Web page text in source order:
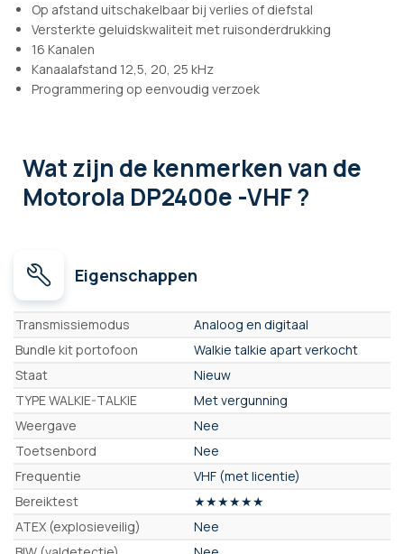
Op afstand uitschakelbaar bij verlies of diefstal
Versterkte geluidskwaliteit met ruisonderdrukking
16 Kanalen
Kanaalafstand 12,5, 20, 25 kHz
Programmering op eenvoudig verzoek
Wat zijn de kenmerkenvan de
Motorola DP2400e -VHF ?
Eigenschappen
Eigenschappen
Transmissiemodus
Analoog en digitaal
Bundle kit portofoon
Walkie talkie apart verkocht
Staat
Nieuw
TYPE WALKIE-TALKIE
Met vergunning
Weergave
Nee
Toetsenbord
Nee
Frequentie
VHF (met licentie)
Bereiktest
★★★★★★
ATEX (explosieveilig)
Nee